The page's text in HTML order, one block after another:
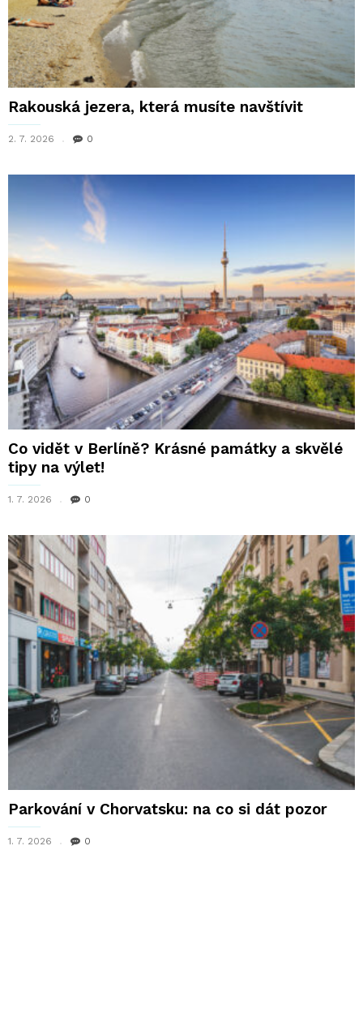
Rakouská jezera, která musíte navštívit
2. 7. 2026 0
Co vidět v Berlíně? Krásné památky a skvělé
tipy na výlet!
1. 7. 2026 0
Parkování v Chorvatsku: na co si dát pozor
1. 7. 2026 0